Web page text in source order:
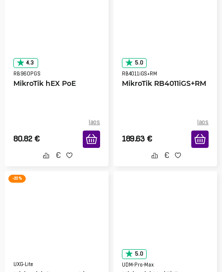
4.3
RB960PGS
MikroTik hEX PoE
laos
80.82 €
5.0
RB4011iGS+RM
MikroTik RB4011iGS+RM
laos
189.63 €
-20 %
UXG-Lite
5.0
UDM-Pro-Max